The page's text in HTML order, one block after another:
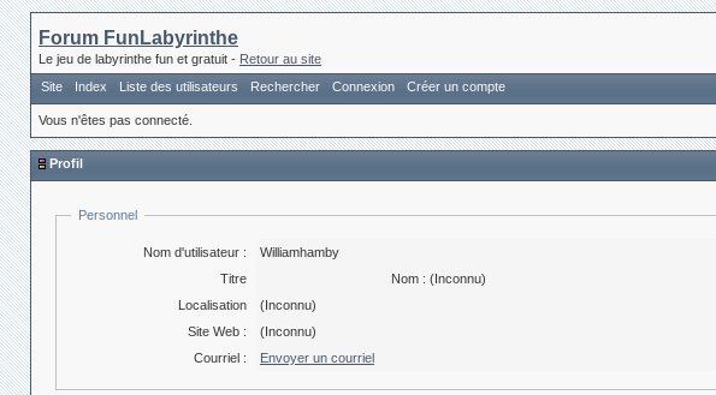
Forum FunLabyrinthe
Le jeu de labyrinthe fun et gratuit - Retour au site
Site
Index Liste des utilisateurs Rechercher Connexion Créer un compte
Vous n'êtes pas connecté.
Profil
Personnel
Nom d'utilisateur :
Williamhamby
Titre
Nom : (Inconnu)
Localisation
(Inconnu)
Site Web :
(Inconnu)
Courriel :
Envoyer un courriel